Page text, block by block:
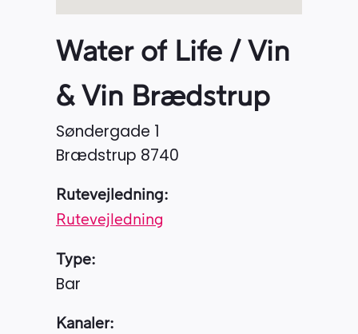
Water of Life / Vin
& Vin Brædstrup
Søndergade 1
Brædstrup 8740
Rutevejledning:
Rutevejledning
Type:
Bar
Kanaler: